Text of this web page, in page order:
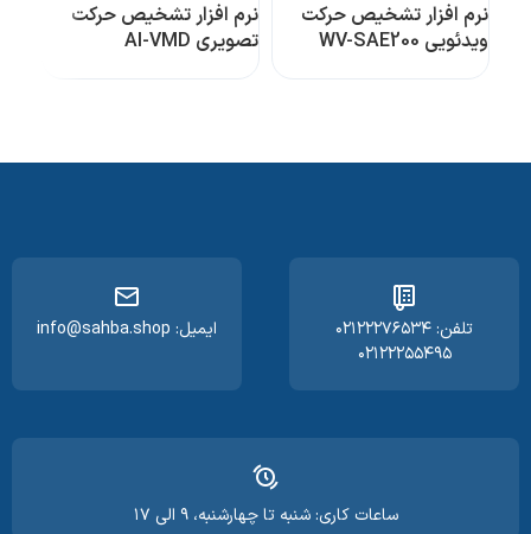
نرم افزار تشخیص حرکت
ویدئویی WV-SAE200
نرم افزار تشخیص حرکت
تصویری AI-VMD
تلفن: ۰۲۱۲۲۲۷۶۵۳۴
۰۲۱۲۲۲۵۵۴۹۵
ایمیل: info@sahba.shop
ساعات کاری: شنبه تا چهارشنبه، ۹ الی ۱۷